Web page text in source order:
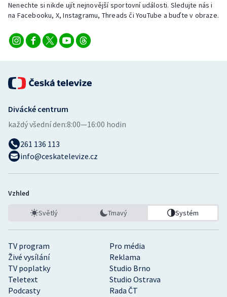
Nenechte si nikde ujít nejnovější sportovní události. Sledujte nás i
na Facebooku, X, Instagramu, Threads či YouTube a buďte v obraze.
TV program
Pro média
Živé vysílání
Reklama
TV poplatky
Studio Brno
Teletext
Studio Ostrava
Podcasty
Rada ČT
Divácké centrum
každý všední den:8:00—16:00 hodin
261 136 113
info@ceskatelevize.cz
Vzhled
Světlý Tmavý Systém